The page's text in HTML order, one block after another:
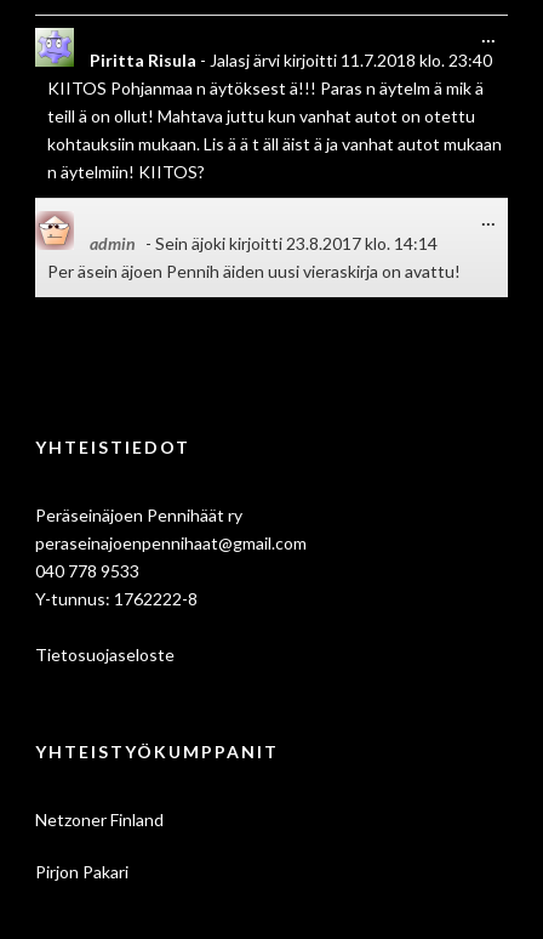
Piritta Risula - Jalasj ärvikirjoitti 11.7.2018 klo. 23:40
KIITOS Pohjanmaa n äytöksest ä!!! Paras n äytelm ä mik ä
teill ä on ollut! Mahtava juttu kun vanhat autot on otettu
kohtauksiin mukaan. Lis ä ä t äll äist ä ja vanhat autot mukaan
n äytelmiin! KIITOS?
...
admin - Sein äjokikirjoitti 23.8.2017klo. 14:14
Per äsein äjoen Pennih äiden uusi vieraskirja on avattu!
...
YHTEISTIEDOT
Peräseinäjoen Pennihäät ry
peraseinajoenpennihaat@gmail.com
040 778 9533
Y-tunnus: 1762222-8
Tietosuojaseloste
YHTEISTYÖKUMPPANIT
Netzoner Finland
Pirjon Pakari